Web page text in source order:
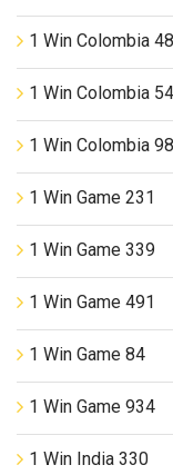
1 Win Colombia
1 Win Colombia
1 Win Colombia
1 Win Game 231
1 Win Game 339
1 Win Game 491
1 Win Game 84
1 Win Game 934
1 Win India 330